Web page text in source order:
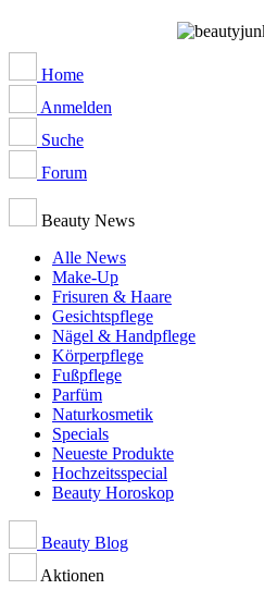
Home
Anmelden
Suche
Forum
Beauty News
Alle News
Make-Up
Frisuren & Haare
Gesichtspflege
Nägel & Handpflege
Körperpflege
Fußpflege
Parfüm
Naturkosmetik
Specials
Neueste Produkte
Hochzeitsspecial
Beauty Horoskop
Beauty Blog
Aktionen